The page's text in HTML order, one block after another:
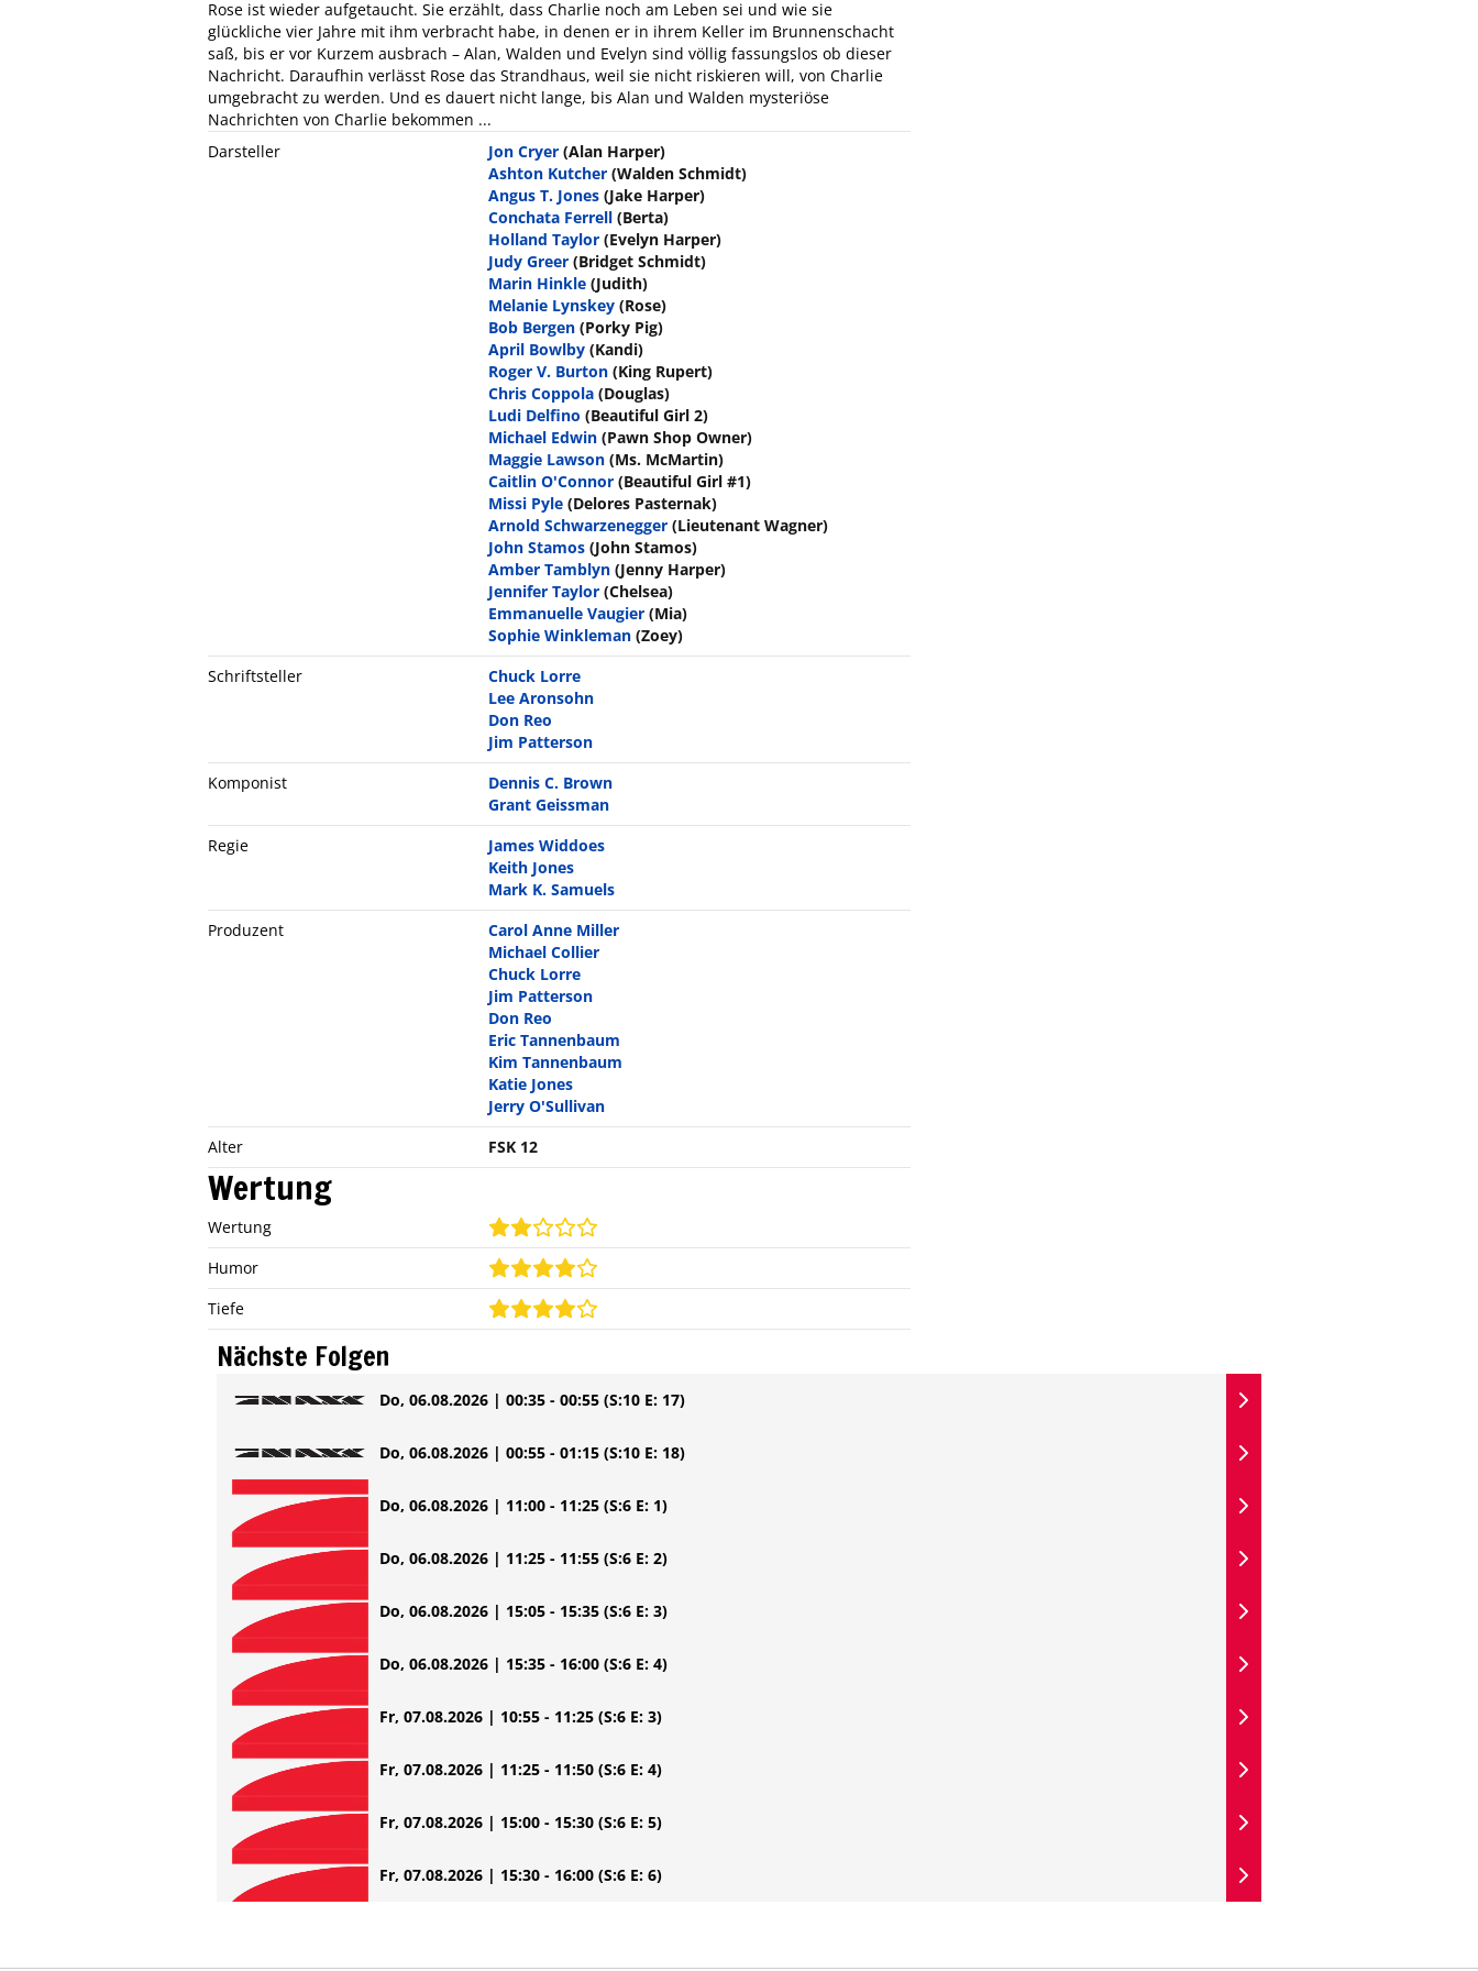
Rose ist wieder aufgetaucht. Sie erzählt, dass Charlie noch am Leben sei und wie sie
glückliche vier Jahre mit ihm verbracht habe, in denen er in ihrem Keller im Brunnenschacht
saß, bis er vor Kurzem ausbrach – Alan, Walden und Evelyn sind völlig fassungslos ob dieser
Nachricht. Daraufhin verlässt Rose das Strandhaus, weil sie nicht riskieren will, von Charlie
umgebracht zu werden. Und es dauert nicht lange, bis Alan und Walden mysteriöse
Nachrichten von Charlie bekommen ...
Darsteller
Jon Cryer (Alan Harper)
Ashton Kutcher (Walden Schmidt)
Angus T. Jones (Jake Harper)
Conchata Ferrell (Berta)
Holland Taylor (Evelyn Harper)
Judy Greer (Bridget Schmidt)
Marin Hinkle (Judith)
Melanie Lynskey (Rose)
Bob Bergen (Porky Pig)
April Bowlby (Kandi)
Roger V. Burton (King Rupert)
Chris Coppola (Douglas)
Ludi Delfino (Beautiful Girl 2)
Michael Edwin (Pawn Shop Owner)
Maggie Lawson (Ms. McMartin)
Caitlin O'Connor (Beautiful Girl #1)
Missi Pyle (Delores Pasternak)
Arnold Schwarzenegger (Lieutenant Wagner)
John Stamos (John Stamos)
Amber Tamblyn (Jenny Harper)
Jennifer Taylor (Chelsea)
Emmanuelle Vaugier (Mia)
Sophie Winkleman (Zoey)
Schriftsteller
Chuck Lorre
Lee Aronsohn
Don Reo
Jim Patterson
Komponist
Dennis C. Brown
Grant Geissman
Regie
James Widdoes
Keith Jones
Mark K. Samuels
Produzent
Carol Anne Miller
Michael Collier
Chuck Lorre
Jim Patterson
Don Reo
Eric Tannenbaum
Kim Tannenbaum
Katie Jones
Jerry O'Sullivan
Alter
FSK 12
Wertung
Wertung
Humor
Tiefe
Nächste Folgen
Do, 06.08.2026 | 00:35 - 00:55 (S:10 E: 17)
Do, 06.08.2026 | 00:55 - 01:15 (S:10 E: 18)
Do, 06.08.2026 | 11:00 - 11:25 (S:6 E: 1)
Do, 06.08.2026 | 11:25 - 11:55 (S:6 E: 2)
Do, 06.08.2026 | 15:05 - 15:35 (S:6 E: 3)
Do, 06.08.2026 | 15:35 - 16:00 (S:6 E: 4)
Fr, 07.08.2026 | 10:55 - 11:25 (S:6 E: 3)
Fr, 07.08.2026 | 11:25 - 11:50 (S:6 E: 4)
Fr, 07.08.2026 | 15:00 - 15:30 (S:6 E: 5)
Fr, 07.08.2026 | 15:30 - 16:00 (S:6 E: 6)